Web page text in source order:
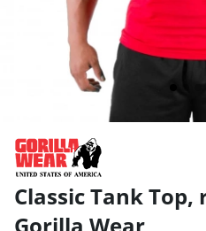
Classic Tank Top,